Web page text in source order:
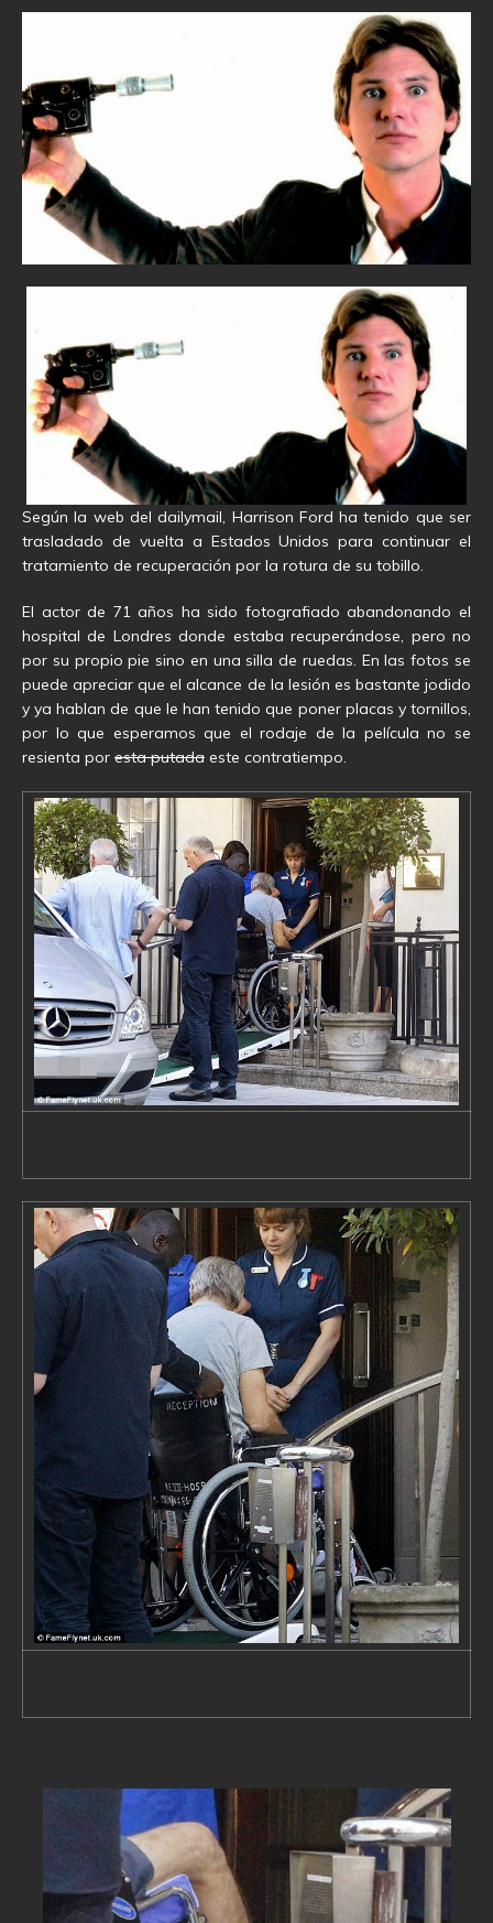
Según la web del dailymail, Harrison Ford ha tenido que ser
trasladado de vuelta a Estados Unidos para continuar el
tratamiento de recuperación por la rotura de su tobillo.
El actor de 71 años ha sido fotografiado abandonando el
hospital de Londres donde estaba recuperándose, pero no
por su propio pie sino en una silla de ruedas. En las fotos se
puede apreciar que el alcance de la lesión es bastante jodido
y ya hablan de que le han tenido que poner placas y tornillos,
por lo que esperamos que el rodaje de la película no se
resienta por esta putada este contratiempo.